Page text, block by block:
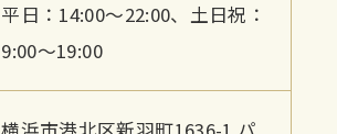
平日：14:00～22:00、土日祝：
9:00～19:00